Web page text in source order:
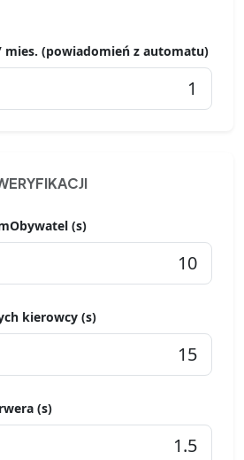
mies. (powiadomień z automatu)
(s)
kierowcy (s)
(s)